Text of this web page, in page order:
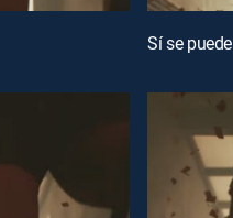
Sí se puede